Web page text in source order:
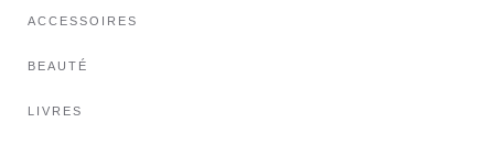
ACCESSOIRES
BEAUTÉ
LIVRES